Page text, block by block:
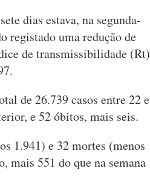
dias estava, na segunda-
registado uma redução de
de transmissibilidade (Rt)
de 26.739 casos entre 22 e
e 52 óbitos, mais seis.
1.941) e 32 mortes (menos
mais 551 do que na semana